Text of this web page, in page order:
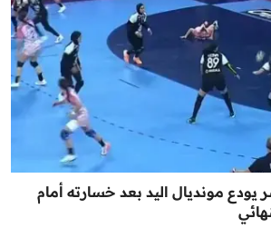
مونديال اليد بعد خسارته أمام